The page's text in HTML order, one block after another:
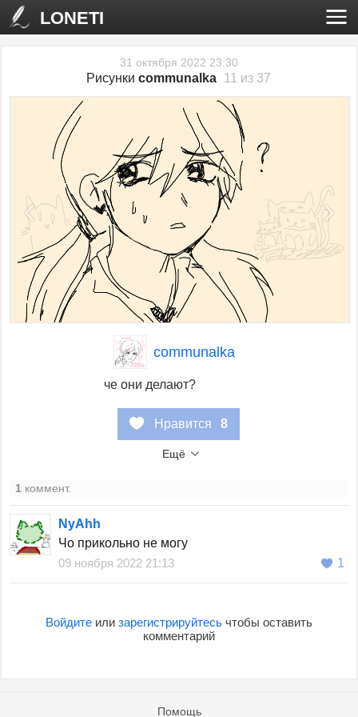
LONETI
31 октября 2022 23:30
Рисункиcommunalka 11 из 37
‹ ›
communalka
че они делают?
Нравится 8
Ещё
1 коммент.
NyAhh
Чо прикольно не могу
09 ноября 2022 21:13
1
Войдитеили зарегистрируйтесьчтобы оставить
комментарий
Помощь